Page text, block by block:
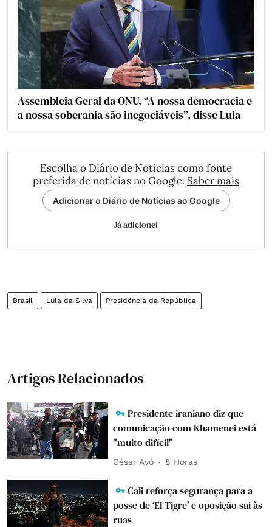
Assembleia Geral da ONU. “A nossa democracia e
a nossa soberania são inegociáveis”, disse Lula
Escolha o Diário de Notícias como fonte
preferida de notícias no Google. Saber mais
Adicionar o Diário de Notícias ao Google
Já adicionei
Brasil Lula da Silva Presidência da República
Artigos Relacionados
Presidente iraniano diz que
comunicação com Khamenei está
"muito difícil"
César Avó 8 Horas
Cali reforça segurança para a
posse de ‘El Tigre’ e oposição sai às
ruas